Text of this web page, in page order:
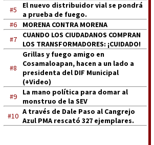
#5
El nuevo distribuidor vial se pondrá
a prueba de fuego.
#6
MORENA CONTRA MORENA
#7
CUANDO LOS CIUDADANOS COMPRAN
LOS TRANSFORMADORES: ¡CUIDADO!
#8
Grillas y fuego amigo en
Cosamaloapan, hacen a un lado a
presidenta del DIF Municipal
(+Video)
#9
La mano política para domar al
monstruo de la SEV
#10 A través de Dale Paso al Cangrejo
Azul PMA rescató 327 ejemplares.